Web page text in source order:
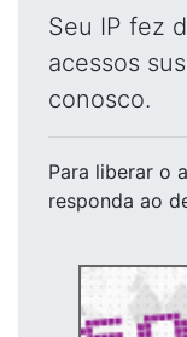
Seu IP fez
acessos
conosco.
Para liberar o
responda ao